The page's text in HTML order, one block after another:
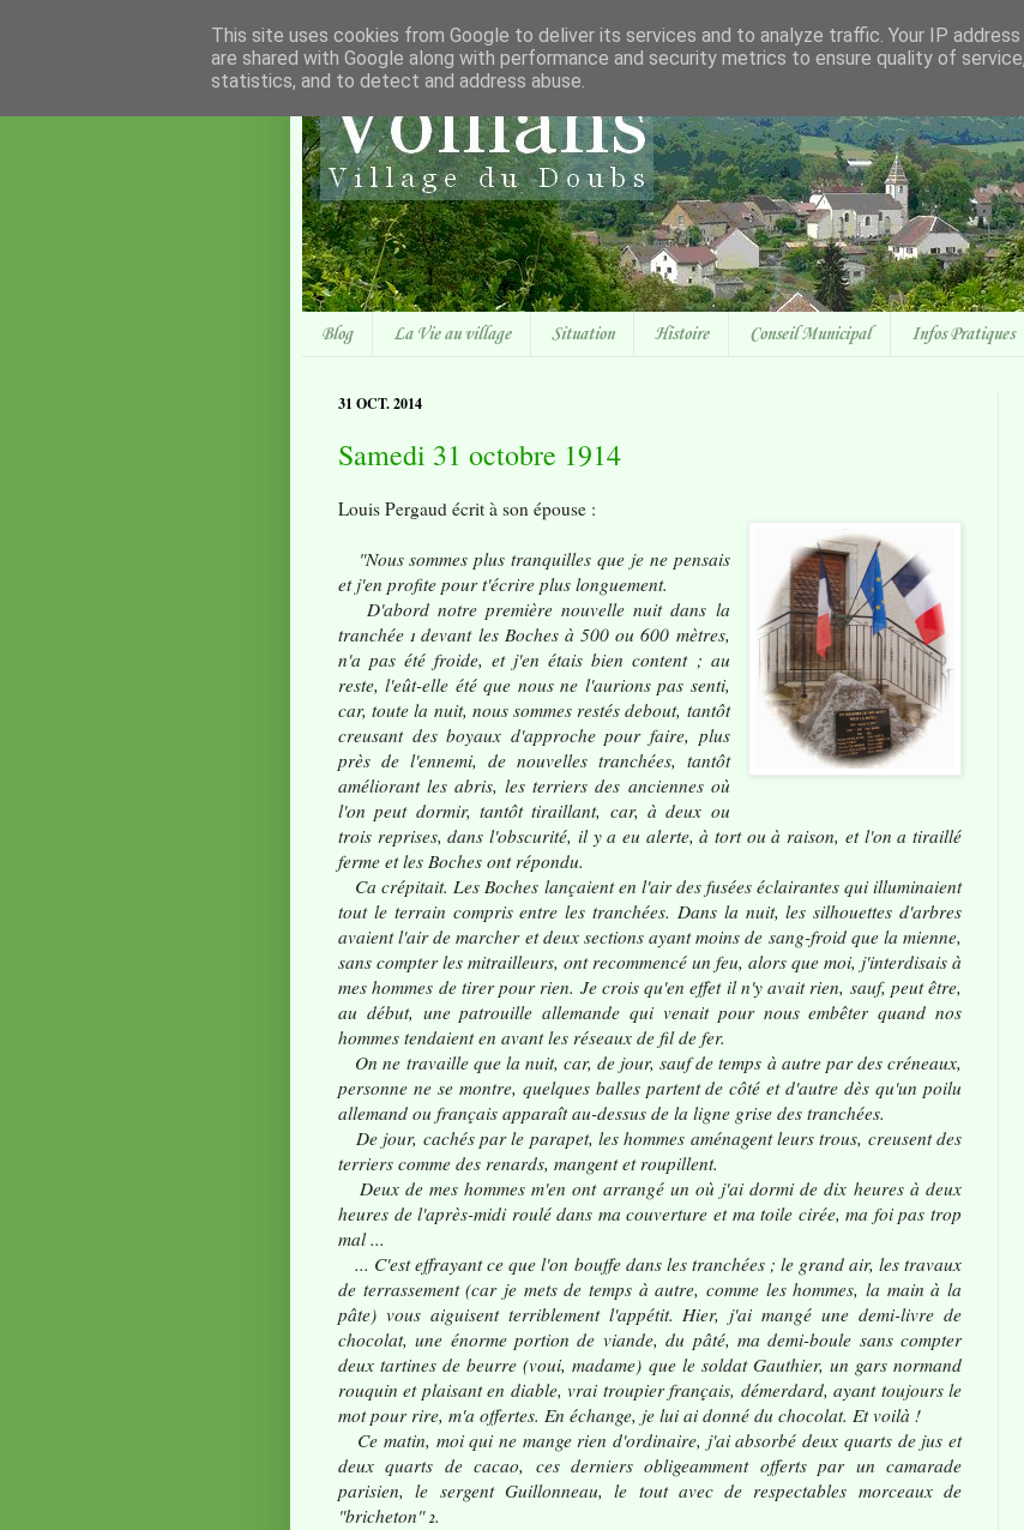
Blog La Vie au village Situation Histoire Conseil Municipal Infos Pratiques
31 OCT. 2014
Samedi 31 octobre 1914
Louis Pergaud écrit à son épouse :
"Nous sommes plus tranquilles que je ne pensais
et j'en profite pour t'écrire plus longuement.
D'abord notre première nouvelle nuit dans la
tranchée1 devant les Boches à 500 ou 600 mètres,
n'a pas été froide, et j'en étais bien content ; au
reste, l'eût-elle été que nous ne l'aurions pas senti,
car, toute la nuit, nous sommes restés debout, tantôt
creusant des boyaux d'approche pour faire, plus
près de l'ennemi, de nouvelles tranchées, tantôt
améliorant les abris, les terriers des anciennes où
l'on peut dormir, tantôt tiraillant, car, à deux ou
trois reprises, dans l'obscurité, il y a eu alerte, à tort ou à raison, et l'on a tiraillé
ferme et les Boches ont répondu.
Ca crépitait. Les Boches lançaient en l'air des fusées éclairantes qui illuminaient
tout le terrain compris entre les tranchées. Dans la nuit, les silhouettes d'arbres
avaient l'air de marcher et deux sections ayant moins de sang-froid que la mienne,
sans compter les mitrailleurs, ont recommencé un feu, alors que moi, j'interdisais à
mes hommes de tirer pour rien. Je crois qu'en effet il n'y avait rien, sauf, peut être,
au début, une patrouille allemande qui venait pour nous embêter quand nos
hommes tendaient en avant les réseaux de fil de fer.
On ne travaille que la nuit, car, de jour, sauf de temps à autre par des créneaux,
personne ne se montre, quelques balles partent de côté et d'autre dès qu'un poilu
allemand ou français apparaît au-dessus de la ligne grise des tranchées.
De jour, cachés par le parapet, les hommes aménagent leurs trous, creusent des
terriers comme des renards, mangent et roupillent.
Deux de mes hommes m'en ont arrangé un où j'ai dormi de dix heures à deux
heures de l'après-midi roulé dans ma couverture et ma toile cirée, ma foi pas trop
mal ...
... C'est effrayant ce que l'on bouffe dans les tranchées ; le grand air, les travaux
de terrassement (car je mets de temps à autre, comme les hommes, la main à la
pâte) vous aiguisent terriblement l'appétit. Hier, j'ai mangé une demi-livre de
chocolat, une énorme portion de viande, du pâté, ma demi-boule sans compter
deux tartines de beurre (voui, madame) que le soldat Gauthier, un gars normand
rouquin et plaisant en diable, vrai troupier français, démerdard, ayant toujours le
mot pour rire, m'a offertes. En échange, je lui ai donné du chocolat. Et voilà !
Ce matin, moi qui ne mange rien d'ordinaire, j'ai absorbé deux quarts de jus et
deux quarts de cacao, ces derniers obligeamment offerts par un camarade
parisien, le sergent Guillonneau, le tout avec de respectables morceaux de
"bricheton" 2.
This site uses cookies from Google to deliver its services and to analyze traffic. Your IP
are shared with Google along with performance and security metrics to ensure quality of
statistics, and to detect and address abuse.